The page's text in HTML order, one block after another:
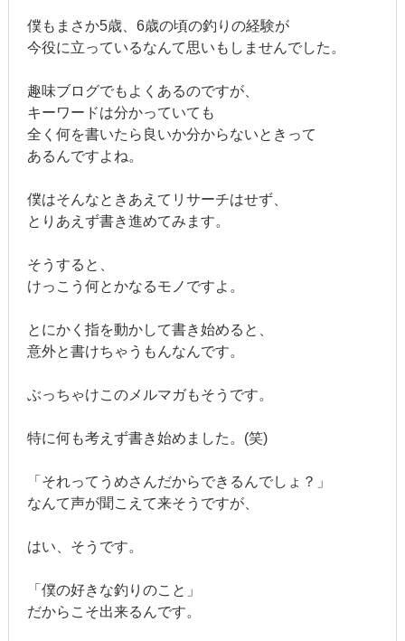
僕もまさか5歳、6歳の頃の釣りの経験が
今役に立っているなんて思いもしませんでした。
趣味ブログでもよくあるのですが、
キーワードは分かっていても
全く何を書いたら良いか分からないときって
あるんですよね。
僕はそんなときあえてリサーチはせず、
とりあえず書き進めてみます。
そうすると、
けっこう何とかなるモノですよ。
とにかく指を動かして書き始めると、
意外と書けちゃうもんなんです。
ぶっちゃけこのメルマガもそうです。
特に何も考えず書き始めました。(笑)
「それってうめさんだからできるんでしょ？」
なんて声が聞こえて来そうですが、
はい、そうです。
「僕の好きな釣りのこと」
だからこそ出来るんです。